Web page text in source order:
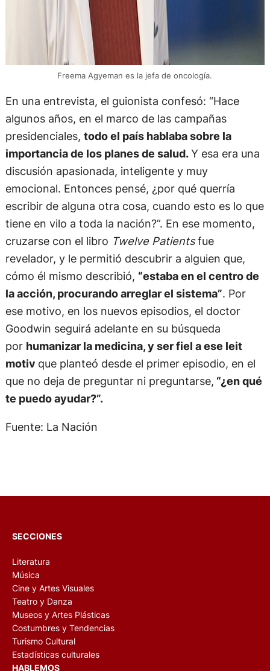
Freema Agyeman es la jefa de oncología.
En una entrevista, el guionista confesó: “Hace
algunos años, en el marco de las campañas
presidenciales, todo el país hablaba sobre la
importancia de los planes de salud.Y esa era una
discusión apasionada, inteligente y muy
emocional. Entonces pensé, ¿por qué querría
escribir de alguna otra cosa, cuando esto es lo que
tiene en vilo a toda la nación?”. En ese momento,
cruzarse con el libro Twelve Patientsfue
revelador, y le permitió descubrir a alguien que,
cómo él mismo describió, “estaba en el centro de
la acción, procurando arreglar el sistema”. Por
ese motivo, en los nuevos episodios, el doctor
Goodwin seguirá adelante en su búsqueda
por humanizar la medicina, y ser fiel a ese leit
motiv que planteó desde el primer episodio, en el
que no deja de preguntar ni preguntarse, “¿en qué
te puedo ayudar?”.
Fuente: La Nación
SECCIONES
Literatura
Música
Cine y Artes Visuales
Teatro y Danza
Museos y Artes Plásticas
Costumbres y Tendencias
Turismo Cultural
Estadísticas culturales
HABLEMOS